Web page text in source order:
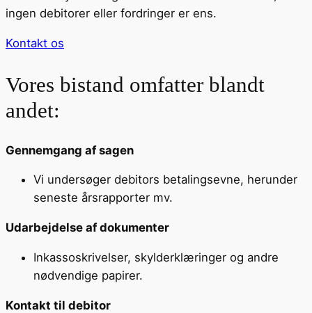
ingen debitorer eller fordringer er ens.
Kontakt os
Vores bistand omfatter blandt
andet:
Gennemgang af sagen
Vi undersøger debitors betalingsevne, herunder
seneste årsrapporter mv.
Udarbejdelse af dokumenter
Inkassoskrivelser, skylderklæringer og andre
nødvendige papirer.
Kontakt til debitor